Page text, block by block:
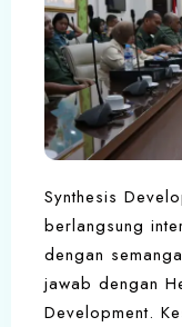
Synthesis
berlangsung
dengan
jawab dengan
Development.